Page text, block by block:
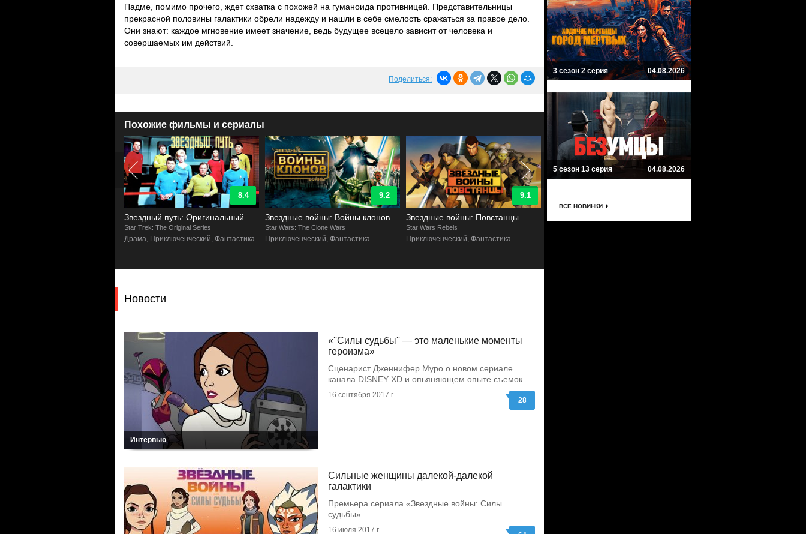
Падме, помимо прочего, ждет схватка с похожей на гуманоида противницей. Представительницы
прекрасной половины галактики обрели надежду и нашли в себе смелость сражаться за правое дело.
Они знают: каждое мгновение имеет значение, ведь будущее всецело зависит от человека и
совершаемых им действий.
Поделиться:
Похожие фильмы и сериалы
8.4
Звездный путь: Оригинальный
Star Trek: The Original Series
Драма, Приключенческий, Фантастика
9.2
Звездные войны: Войны клонов
Star Wars: The Clone Wars
Приключенческий, Фантастика
9.1
Звездные войны: Повстанцы
Star Wars Rebels
Приключенческий, Фантастика
Новости
Интервью
«''Силы судьбы'' — это маленькие моменты
героизма»
Сценарист Дженнифер Муро о новом сериале
канала DISNEY XD и опьяняющем опыте съемок
16 сентября 2017 г.
28
Сильные женщины далекой-далекой
галактики
Премьера сериала «Звездные войны: Силы
судьбы»
16 июля 2017 г.
3 сезон 2 серия 04.08.2026
5 сезон 13 серия 04.08.2026
ВСЕ НОВИНКИ